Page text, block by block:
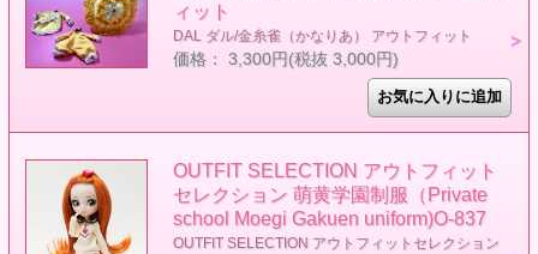
ィット
DAL ダル/金糸雀（かなりあ） アウトフィット
価格： 3,300円(税抜 3,000円)
OUTFIT SELECTION アウトフィット
セレクション 萌黄学園制服（Private
school Moegi Gakuen uniform)O-837
OUTFIT SELECTION アウトフィットセレクション